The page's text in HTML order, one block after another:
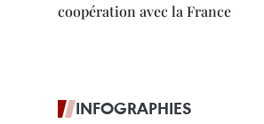
coopération avec la France
INFOGRAPHIES